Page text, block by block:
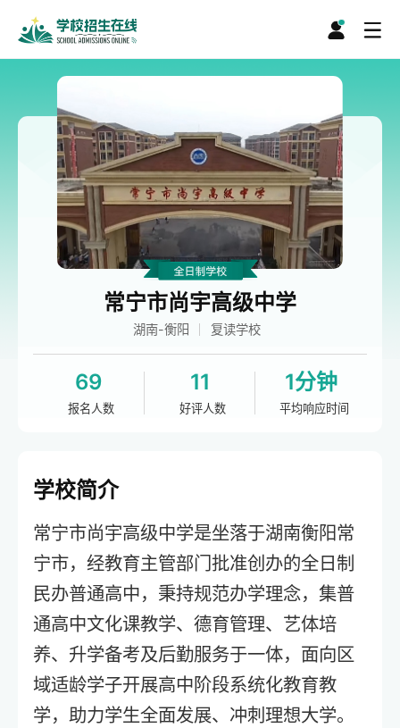
常宁市尚宇高级中学
湖南-衡阳 复读学校
69
报名人数
11
好评人数
1分钟
平均响应时间
学校简介
常宁市尚宇高级中学是坐落于湖南衡阳常
宁市，经教育主管部门批准创办的全日制
民办普通高中，秉持规范办学理念，集普
通高中文化课教学、德育管理、艺体培
养、升学备考及后勤服务于一体，面向区
域适龄学子开展高中阶段系统化教育教
学，助力学生全面发展、冲刺理想大学。